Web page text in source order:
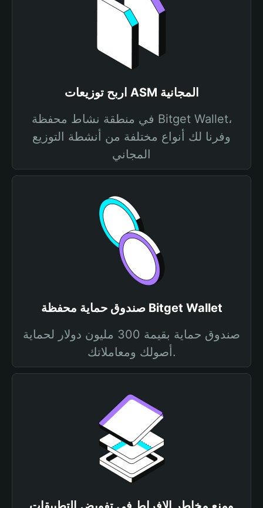
اربح توزيعات ASM المجانية
في منطقة نشاط محفظة Bitget Wallet،
وفرنا لك أنواع مختلفة من أنشطة التوزيع
المجاني
صندوق حماية محفظة Bitget Wallet
صندوق حماية بقيمة 300 مليون دولار لحماية
أصولك ومعاملاتك.